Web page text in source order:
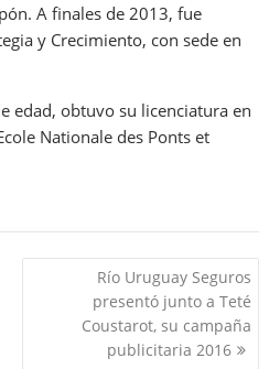
A finales de 2013, fue
y Crecimiento, con sede en
edad, obtuvo su licenciatura en
Nationale des Ponts et
Río Uruguay Seguros
presentó junto a Teté
Coustarot, su campaña
publicitaria 2016